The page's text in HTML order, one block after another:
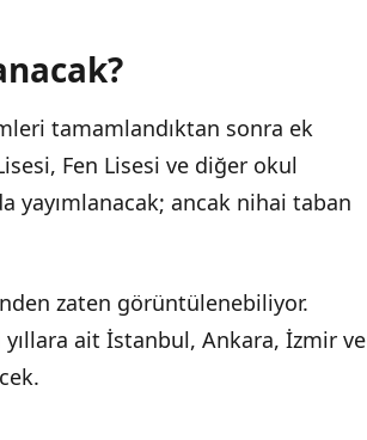
tamamlandıktan sonra ek
Fen Lisesi ve diğer okul
yayımlanacak; ancak nihai taban
zaten görüntülenebiliyor.
ait İstanbul, Ankara, İzmir ve